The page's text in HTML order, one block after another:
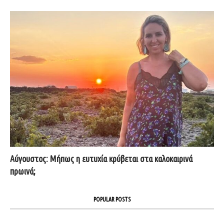
Αύγουστος: Μήπως η ευτυχία κρύβεται στα καλοκαιρινά
πρωινά;
POPULAR POSTS